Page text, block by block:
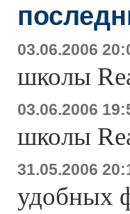
03.06.2006
школы
03.06.2006
школы
31.05.2006
удобных